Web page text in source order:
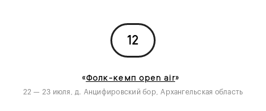
12
«Фолк-кемп open air»
22 — 23 июля, д. Анцифировский бор, Архангельская область